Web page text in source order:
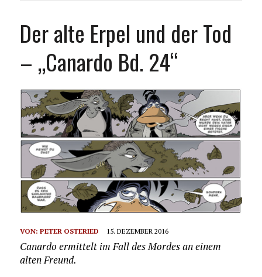
Der alte Erpel und der Tod
– „Canardo Bd. 24“
VON: PETER OSTERIED 15. DEZEMBER 2016
Canardo ermittelt im Fall des Mordes an einem
alten Freund.